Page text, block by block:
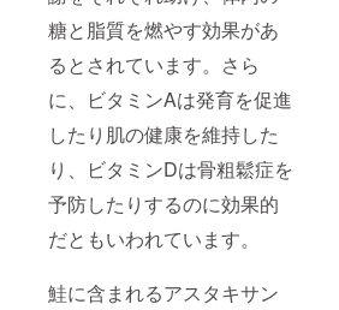
糖と脂質を燃やす効果があ
るとされています。さら
に、ビタミンAは発育を促進
したり肌の健康を維持した
り、ビタミンDは骨粗鬆症を
予防したりするのに効果的
だともいわれています。
鮭に含まれるアスタキサン